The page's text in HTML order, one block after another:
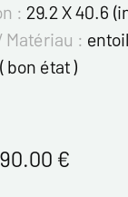
: 29.2 X 40.6
Matériau :
bon état )
€